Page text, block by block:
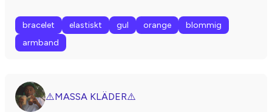
bracelet elastiskt gul orange
blommig
armband
⚠️MASSA KLÄDER⚠️